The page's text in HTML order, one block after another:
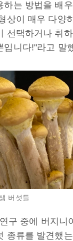
하는 방법을 배
상이 매우 다양
선택하거나 취
입니다!"라고 말
버섯들
구 중에 버지니
종류를 발견했